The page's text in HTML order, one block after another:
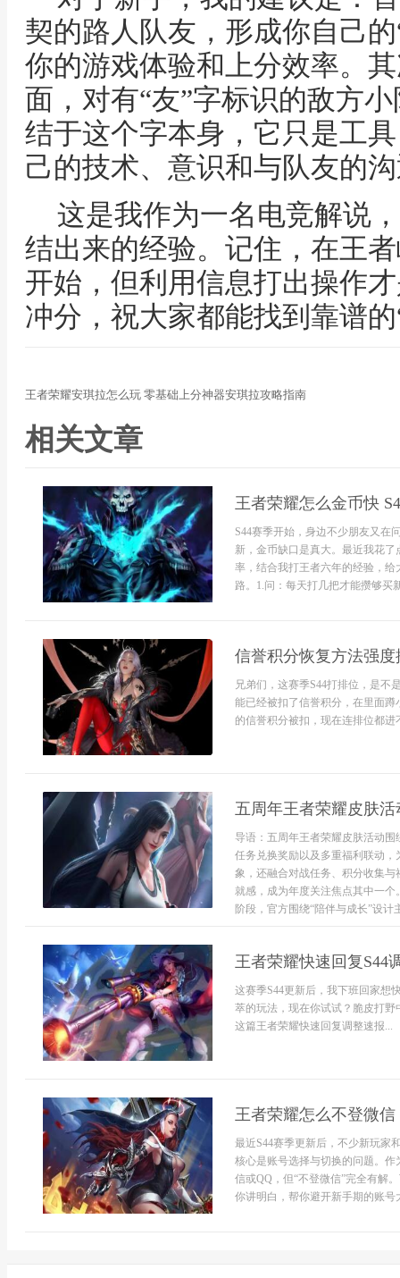
契的路人队友，形成你自己
你的游戏体验和上分效率。
面，对有“友”字标识的敌方
结于这个字本身，它只是工
己的技术、意识和与队友的
这是我作为一名电竞解说
结出来的经验。记住，在王
开始，但利用信息打出操作
冲分，祝大家都能找到靠谱
王者荣耀安琪拉怎么玩 零基础上分神器安琪拉攻略指南
相关文章
王者荣耀怎么金币快
S44赛季开始，身边不少朋友又在
新，金币缺口是真大。最近我花
率，结合我打王者六年的经验，
路。1.问：每天打几把才能攒够买
信誉积分恢复方法强
兄弟们，这赛季S44打排位，是不
能已经被扣了信誉积分，在里面
的信誉积分被扣，现在连排位都
五周年王者荣耀皮肤
导语：五周年王者荣耀皮肤活动
任务兑换奖励以及多重福利联动
象，还融合对战任务、积分收集
就感，成为年度关注焦点其中一
阶段，官方围绕“陪伴与成长”设计
王者荣耀快速回复S44
这赛季S44更新后，我下班回家想
萃的玩法，现在你试试？脆皮打
这篇王者荣耀快速回复调整速报...
王者荣耀怎么不登微信
最近S44赛季更新后，不少新玩家
核心是账号选择与切换的问题。
信或QQ，但“不登微信”完全有解
你讲明白，帮你避开新手期的账号